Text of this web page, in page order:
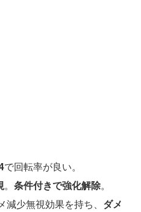
で回転率が良い。
。条件付きで強化解除。
少無視効果を持ち、 ダメ